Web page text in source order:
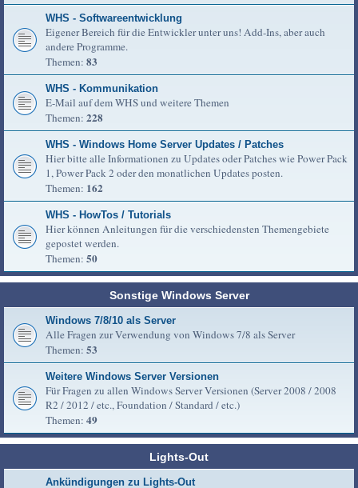
WHS - Softwareentwicklung
Eigener Bereich für die Entwickler unter uns! Add-Ins, aber auch
andere Programme.
Themen: 83
WHS - Kommunikation
E-Mail auf dem WHS und weitere Themen
Themen: 228
WHS - Windows Home Server Updates / Patches
Hier bitte alle Informationen zu Updates oder Patches wie Power Pack
1, Power Pack 2 oder den monatlichen Updates posten.
Themen: 162
WHS - HowTos / Tutorials
Hier können Anleitungen für die verschiedensten Themengebiete
gepostet werden.
Themen: 50
Sonstige Windows Server
Windows 7/8/10 als Server
Alle Fragen zur Verwendung von Windows 7/8 als Server
Themen: 53
Weitere Windows Server Versionen
Für Fragen zu allen Windows Server Versionen (Server 2008 / 2008
R2 / 2012 / etc., Foundation / Standard / etc.)
Themen: 49
Lights-Out
Ankündigungen zu Lights-Out